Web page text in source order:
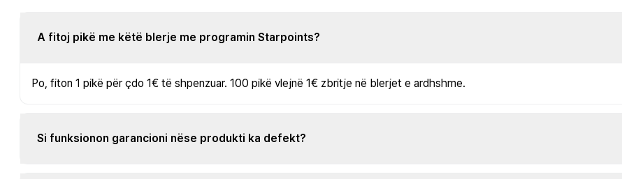
A fitoj pikë me këtë blerje me programin Starpoints?
Po, fiton 1 pikë për çdo 1€ të shpenzuar. 100 pikë vlejnë 1€ zbritje në blerjet e ardhshme.
Si funksionon garancioni nëse produkti ka defekt?